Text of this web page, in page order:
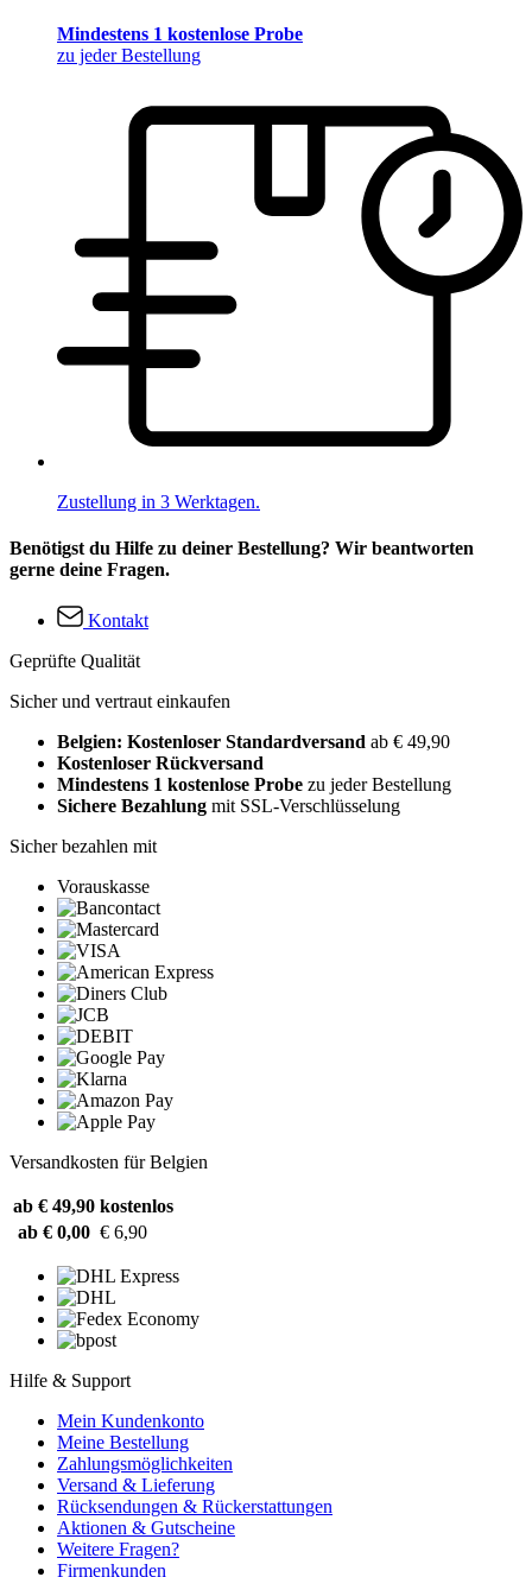
Mindestens 1 kostenlose Probe
zu jeder Bestellung
Zustellung in 3 Werktagen.
Benötigst du Hilfe zu deiner Bestellung? Wir beantworten
gerne deine Fragen.
Kontakt
Geprüfte Qualität
Sicher und vertraut einkaufen
Belgien: Kostenloser Standardversand ab € 49,90
Kostenloser Rückversand
Mindestens 1 kostenlose Probe zu jeder Bestellung
Sichere Bezahlung mit SSL-Verschlüsselung
Sicher bezahlen mit
Vorauskasse
Versandkosten für Belgien
ab € 49,90 kostenlos
ab € 0,00 € 6,90
Hilfe & Support
Mein Kundenkonto
Meine Bestellung
Zahlungsmöglichkeiten
Versand & Lieferung
Rücksendungen & Rückerstattungen
Aktionen & Gutscheine
Weitere Fragen?
Firmenkunden